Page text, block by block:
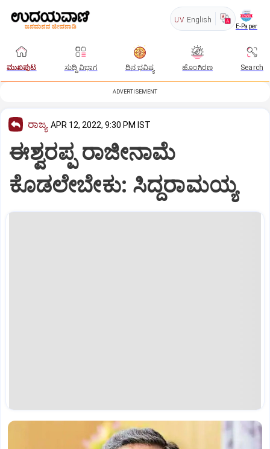
UV English
E-Paper
ಮುಖಪುಟ ಸುದ್ದಿ ವಿಭಾಗ ದಿನ ಭವಿಷ್ಯ ಹೊಂಗಿರಣ Search
ADVERTISEMENT
ರಾಜ್ಯ APR 12, 2022, 9:30 PM IST
ಈಶ್ವರಪ್ಪ ರಾಜೀನಾಮೆ
ಕೊಡಲೇಬೇಕು: ಸಿದ್ದರಾಮಯ್ಯ